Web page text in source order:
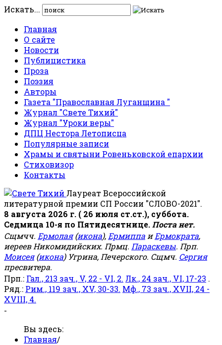
Искать...
Главная
О сайте
Новости
Публицистика
Проза
Поэзия
Авторы
Газета "Православная Луганщина "
Журнал "Свете Тихий"
Журнал "Уроки веры"
ДПЦ Нестора Летописца
Популярные записи
Храмы и святыни Ровеньковской епархии
Стиховизор
Контакты
Лауреат Всероссийской
литературной премии СП России "СЛОВО-2021".
8 августа 2026 г. ( 26 июля ст.ст.), суббота.
Седмица 10-я по Пятидесятнице. Поста нет.
Сщмчч. Ермолая(икона), Ермиппа иЕрмократа,
иереев Никомидийских. Прмц. Параскевы. Прп.
Моисея(икона) Угрина, Печерского. Сщмч. Сергия
пресвитера.
Прп.: Гал., 213 зач., V, 22 - VI, 2. Лк., 24 зач., VI, 17-23 .
Ряд.: Рим., 119 зач., XV, 30-33. Мф., 73 зач., XVII, 24 -
XVIII, 4.
-
Вы здесь:
Главная/